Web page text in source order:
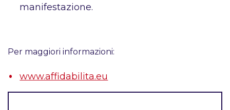
manifestazione.
Per maggiori informazioni:
www.affidabilita.eu